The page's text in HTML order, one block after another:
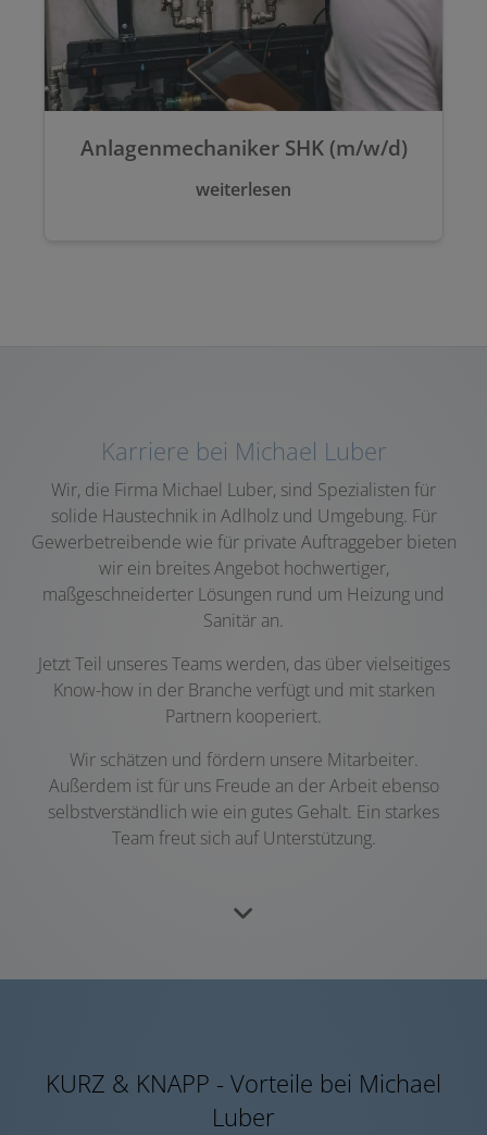
Anlagenmechaniker SHK (m/w/d)
weiterlesen
Karriere bei Michael Luber
Wir, die Firma Michael Luber, sind Spezialisten für
solide Haustechnik in Adlholz und Umgebung. Für
Gewerbetreibende wie für private Auftraggeber bieten
wir ein breites Angebot hochwertiger,
maßgeschneiderter Lösungen rund um Heizung und
Sanitär an.
Jetzt Teil unseres Teams werden, das über vielseitiges
Know-how in der Branche verfügt und mit starken
Partnern kooperiert.
Wir schätzen und fördern unsere Mitarbeiter.
Außerdem ist für uns Freude an der Arbeit ebenso
selbstverständlich wie ein gutes Gehalt. Ein starkes
Team freut sich auf Unterstützung.
KURZ & KNAPP - Vorteile bei Michael
Luber